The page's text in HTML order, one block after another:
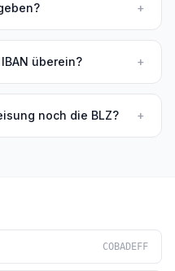
+
überein? +
noch die BLZ? +
COBADEFF